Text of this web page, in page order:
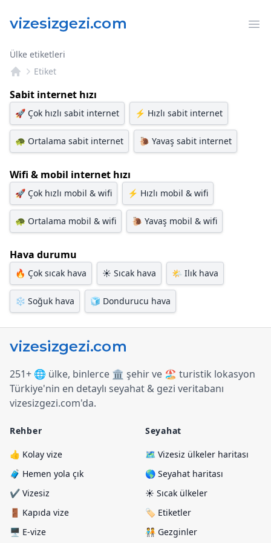
Ülke etiketleri
Etiket
Sabit internet hızı
🚀 Çok hızlı sabit internet ⚡ Hızlı sabit internet
🐢 Ortalama sabit internet 🐌 Yavaş sabit internet
Wifi & mobil internet hızı
🚀 Çok hızlı mobil & wifi ⚡ Hızlı mobil & wifi
🐢 Ortalama mobil & wifi 🐌 Yavaş mobil & wifi
Hava durumu
🔥 Çok sıcak hava ☀️ Sıcak hava 🌤️ Ilık hava
❄️ Soğuk hava 🧊 Dondurucu hava
251+ 🌐 ülke, binlerce 🏛️ şehir ve 🏖️ turistik lokasyon
Türkiye'nin en detaylı seyahat & gezi veritabanı
vizesizgezi.com'da.
Rehber
👍 Kolay vize
🧳 Hemen yola çık
✔️ Vizesiz
🚪 Kapıda vize
🖥️ E-vize
Seyahat
🗺️ Vizesiz ülkeler haritası
🌎 Seyahat haritası
☀️ Sıcak ülkeler
🏷️ Etiketler
🧑‍🤝‍🧑 Gezginler